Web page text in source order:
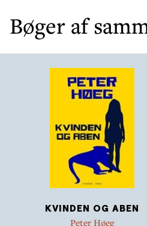
Bøger af
KVINDEN OG ABEN
Peter Høeg